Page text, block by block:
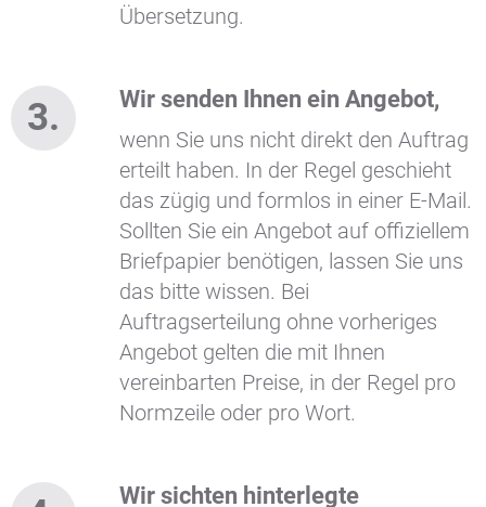
Übersetzung.
Wir senden Ihnen ein Angebot,
wenn Sie uns nicht direkt den Auftrag
erteilt haben. In der Regel geschieht
das zügig und formlos in einer E-Mail.
Sollten Sie ein Angebot auf offiziellem
Briefpapier benötigen, lassen Sie uns
das bitte wissen. Bei
Auftragserteilung ohne vorheriges
Angebot gelten die mit Ihnen
vereinbarten Preise, in der Regel pro
Normzeile oder pro Wort.
Wir sichten hinterlegte